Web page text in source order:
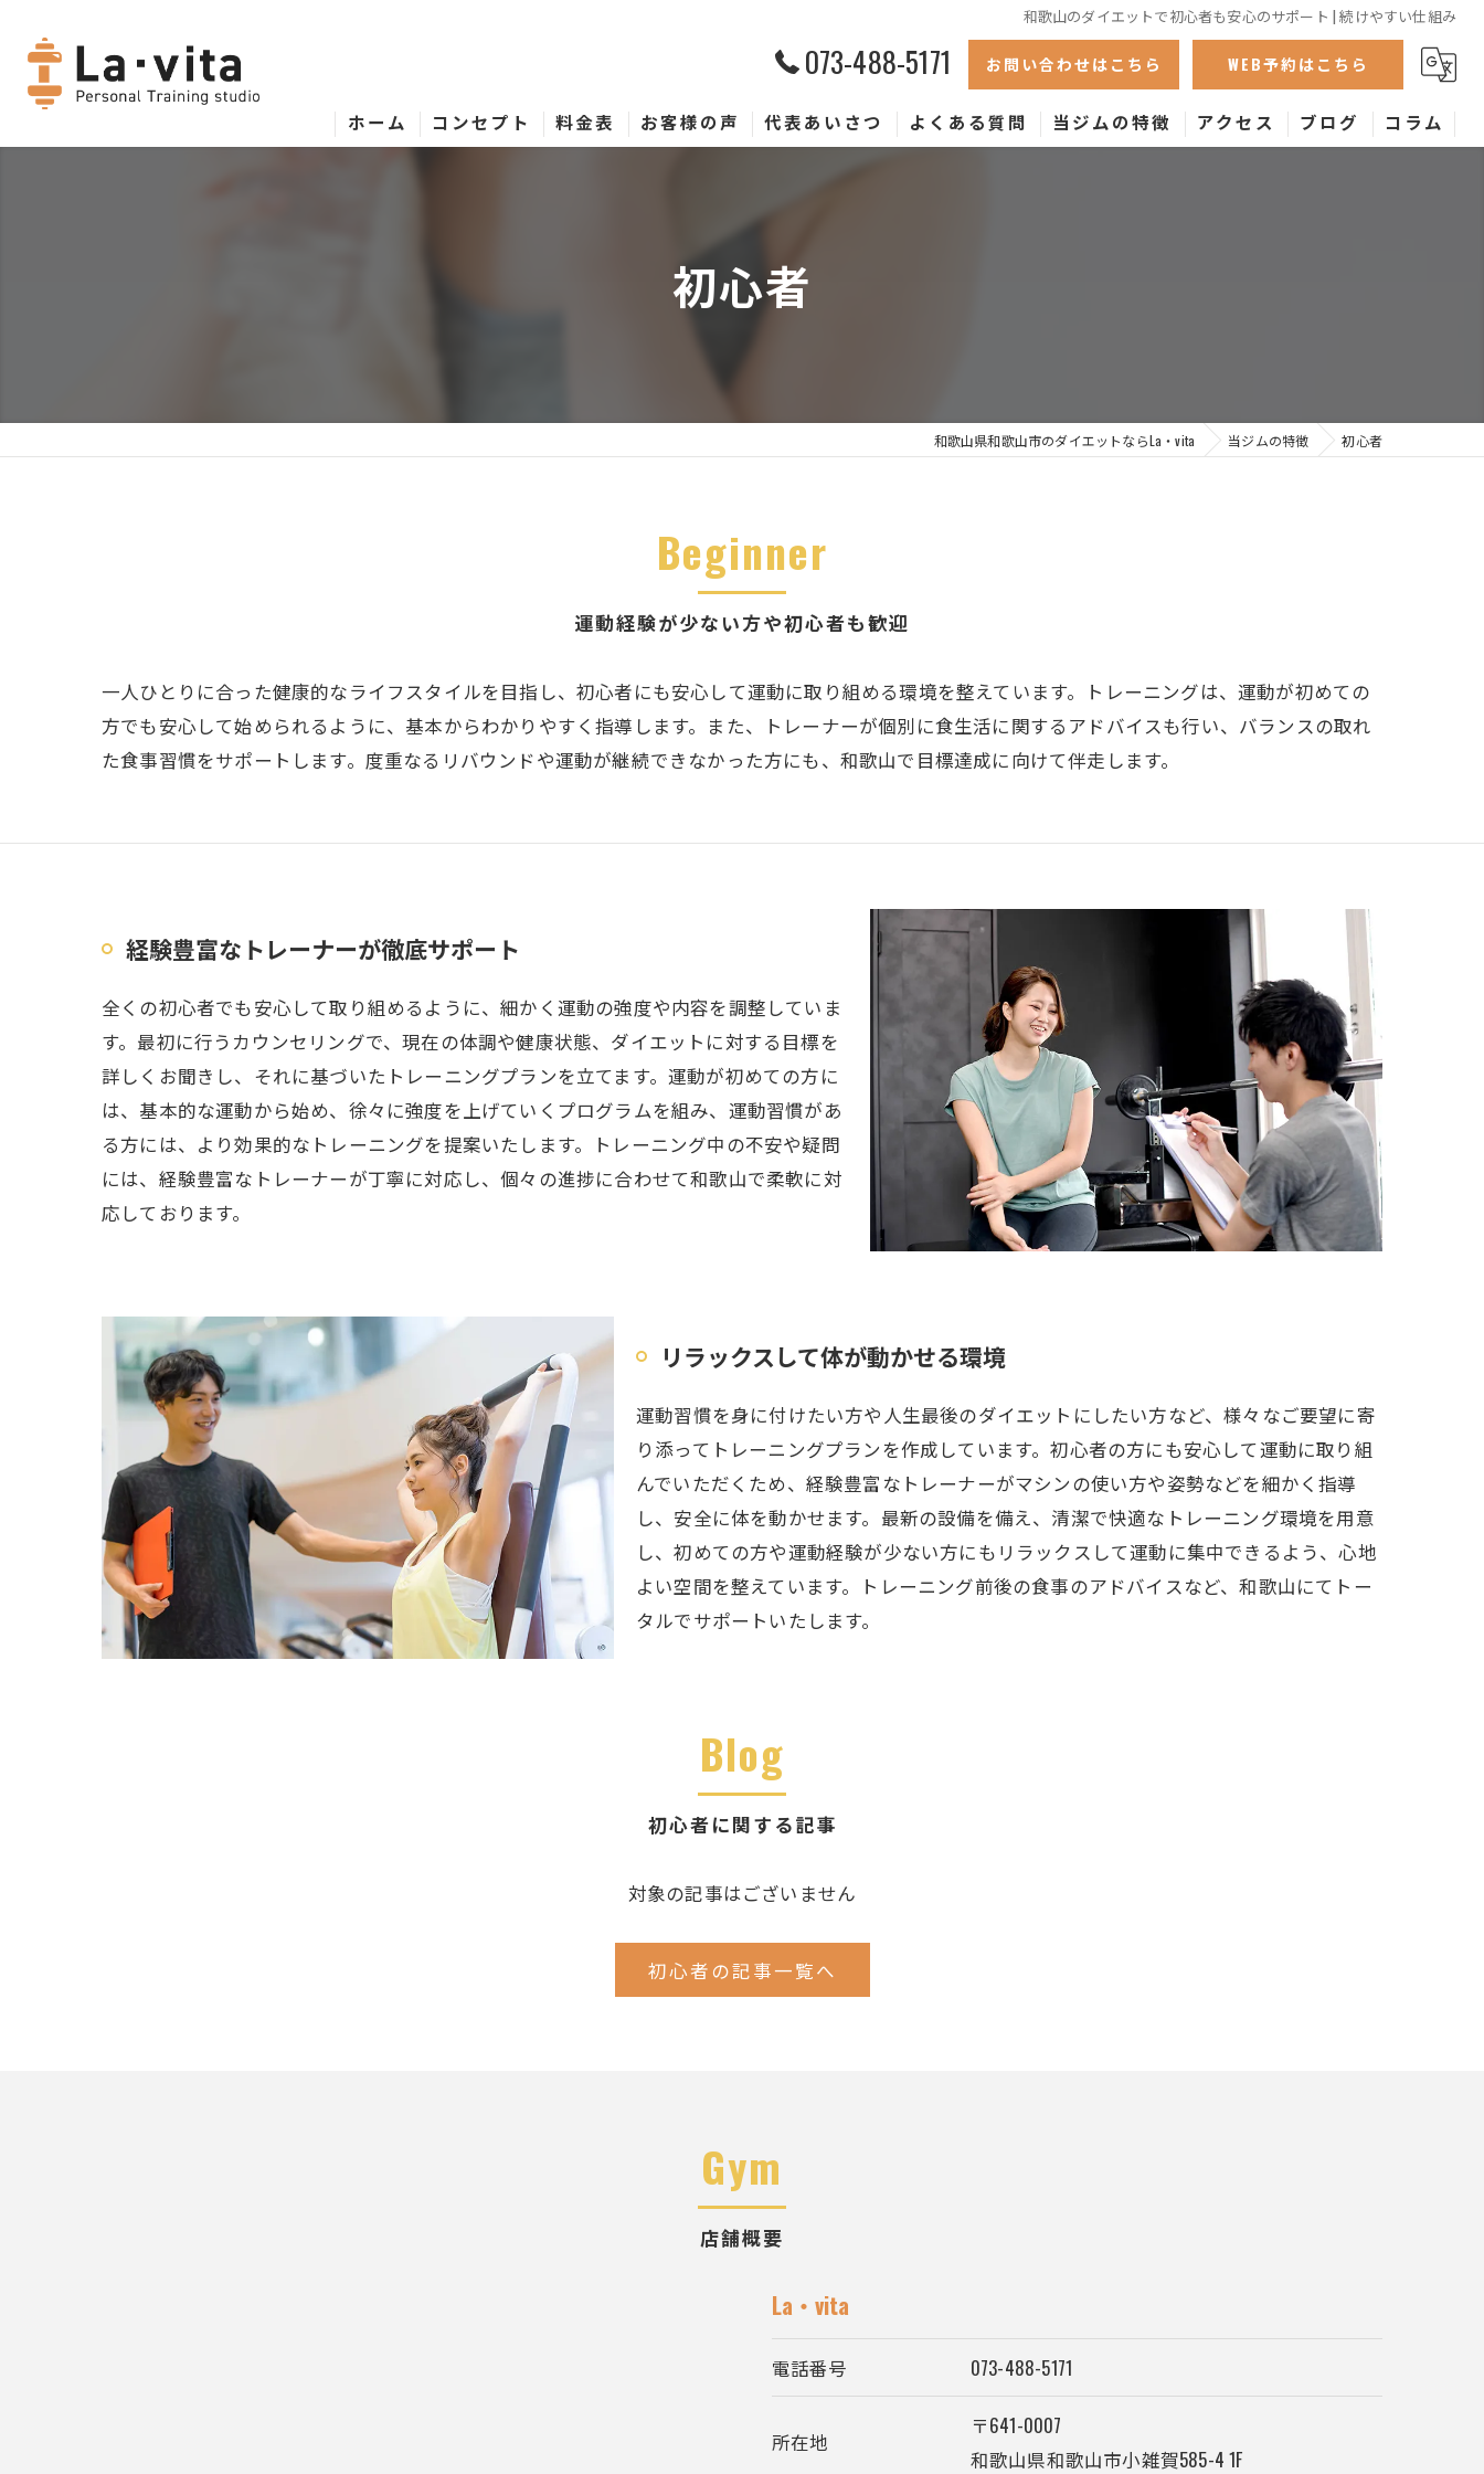
和歌山のダイエットで初心者も安心のサポート | 続けやすい仕組み
073-488-5171 お問い合わせはこちら WEB予約はこちら
ホーム コンセプト 料金表 お客様の声 代表あいさつ よくある質問 当ジムの特徴 アクセス ブログ コラム
初心者
和歌山県和歌山市のダイエットならLa・vita 当ジムの特徴 初心者
運動経験が少ない方や初心者も歓迎
Beginner
一人ひとりに合った健康的なライフスタイルを目指し、初心者にも安心して運動に取り組める環境を整えています。トレーニングは、運動が初めての
方でも安心して始められるように、基本からわかりやすく指導します。また、トレーナーが個別に食生活に関するアドバイスも行い、バランスの取れ
た食事習慣をサポートします。度重なるリバウンドや運動が継続できなかった方にも、和歌山で目標達成に向けて伴走します。
経験豊富なトレーナーが徹底サポート
全くの初心者でも安心して取り組めるように、細かく運動の強度や内容を調整していま
す。最初に行うカウンセリングで、現在の体調や健康状態、ダイエットに対する目標を
詳しくお聞きし、それに基づいたトレーニングプランを立てます。運動が初めての方に
は、基本的な運動から始め、徐々に強度を上げていくプログラムを組み、運動習慣があ
る方には、より効果的なトレーニングを提案いたします。トレーニング中の不安や疑問
には、経験豊富なトレーナーが丁寧に対応し、個々の進捗に合わせて和歌山で柔軟に対
応しております。
リラックスして体が動かせる環境
運動習慣を身に付けたい方や人生最後のダイエットにしたい方など、様々なご要望に寄
り添ってトレーニングプランを作成しています。初心者の方にも安心して運動に取り組
んでいただくため、経験豊富なトレーナーがマシンの使い方や姿勢などを細かく指導
し、安全に体を動かせます。最新の設備を備え、清潔で快適なトレーニング環境を用意
し、初めての方や運動経験が少ない方にもリラックスして運動に集中できるよう、心地
よい空間を整えています。トレーニング前後の食事のアドバイスなど、和歌山にてトー
タルでサポートいたします。
初心者に関する記事
Blog
対象の記事はございません
初心者の記事一覧へ
店舗概要
Gym
La・vita
電話番号 073-488-5171
所在地
〒641-0007
和歌山県和歌山市小雑賀585-4 1F